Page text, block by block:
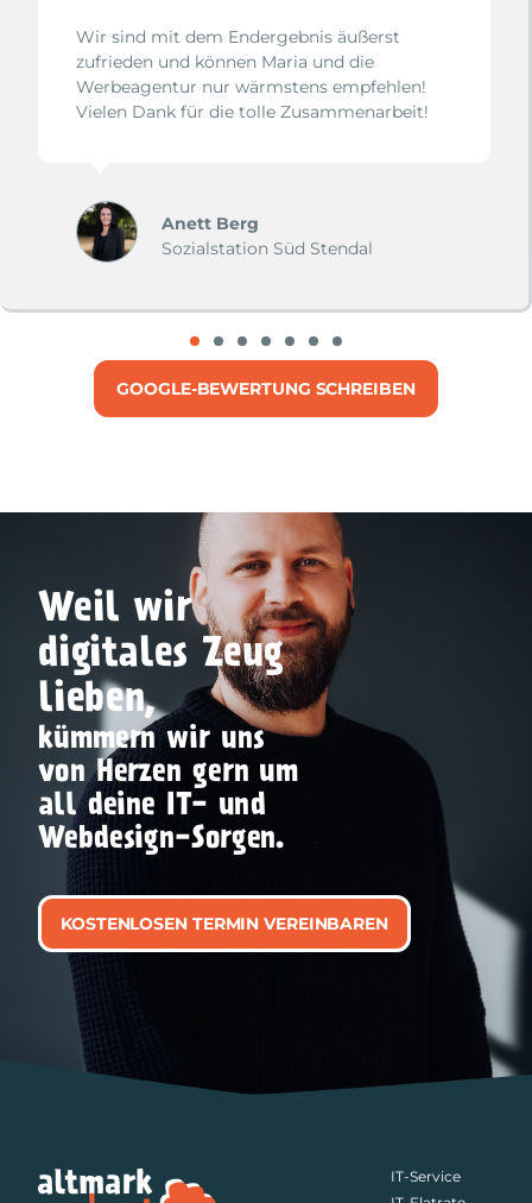
Wir sind mit dem Endergebnis äußerst
zufrieden und können Maria und die
Werbeagentur nur wärmstens empfehlen!
Vielen Dank für die tolle Zusammenarbeit!
Anett Berg
Sozialstation Süd Stendal
GOOGLE-BEWERTUNG SCHREIBEN
Weil wir
digitales Zeug
lieben,
kümmern wir uns
von Herzen gern um
all deine IT- und
Webdesign-Sorgen.
KOSTENLOSEN TERMIN VEREINBAREN
IT-Service